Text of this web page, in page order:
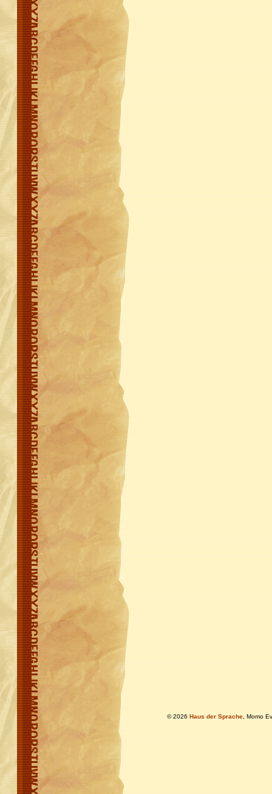
© 2026 Haus der Sprache , Momo